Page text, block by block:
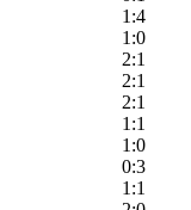
1:4
1:0
2:1
2:1
2:1
1:1
1:0
0:3
1:1